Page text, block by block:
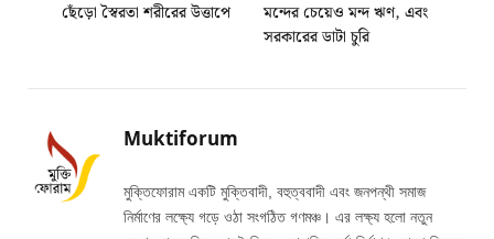
ছেঁড়ো স্বৈরতা শরীরের উত্তাপে
মন্দের চেয়েও মন্দ ঋণ, এবং
সরকারের ডাটা চুরি
Muktiforum
মুক্তিফোরাম একটি মুক্তিবাদী, বহুত্ববাদী এবং জনপন্থী সমাজ
নির্মাণের লক্ষ্যে গড়ে ওঠা সংগঠিত গণমঞ্চ। এর লক্ষ্য হলো নতুন